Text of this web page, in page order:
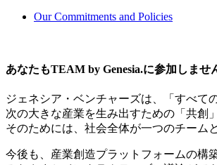
Our Commitments and Policies
あなたもTEAM by Genesia.に参加しませ
ジェネシア・ベンチャーズは、「すべて
次の大きな産業を生み出すための「共創
そのためには、社会全体が一つのチーム
今後も、産業創造プラットフォームの構